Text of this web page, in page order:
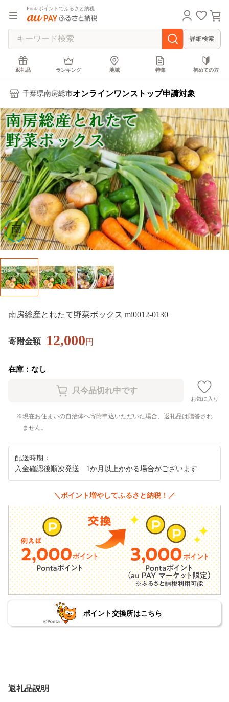
Pontaポイントでふるさと納税
詳細検索
返礼品 ランキング 地域 特集 初めての方
千葉県南房総市オンラインワンストップ申請対象
南房総産とれたて野菜ボックス mi0012-0130
寄附金額 12,000円
在庫：なし
お気に入り
現在お住まいの自治体へ寄附申込いただいた場合、返礼品は贈答され
ません。
配送時期：
入金確認後順次発送 1か月以上かかる場合がございます
＼ポイント増やしてふるさと納税！／
ポイント交換所はこちら
返礼品説明